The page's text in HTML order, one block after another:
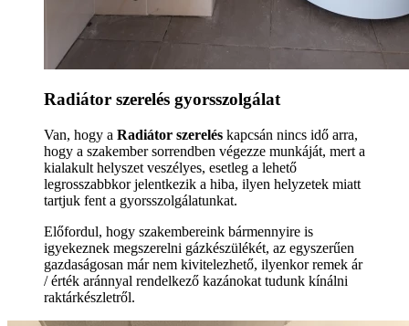
Radiátor szerelés gyorsszolgálat
Van, hogy a Radiátor szerelés kapcsán nincs idő arra,
hogy a szakember sorrendben végezze munkáját, mert a
kialakult helyszet veszélyes, esetleg a lehető
legrosszabbkor jelentkezik a hiba, ilyen helyzetek miatt
tartjuk fent a gyorsszolgálatunkat.
Előfordul, hogy szakembereink bármennyire is
igyekeznek megszerelni gázkészülékét, az egyszerűen
gazdaságosan már nem kivitelezhető, ilyenkor remek ár
/ érték aránnyal rendelkező kazánokat tudunk kínálni
raktárkészletről.